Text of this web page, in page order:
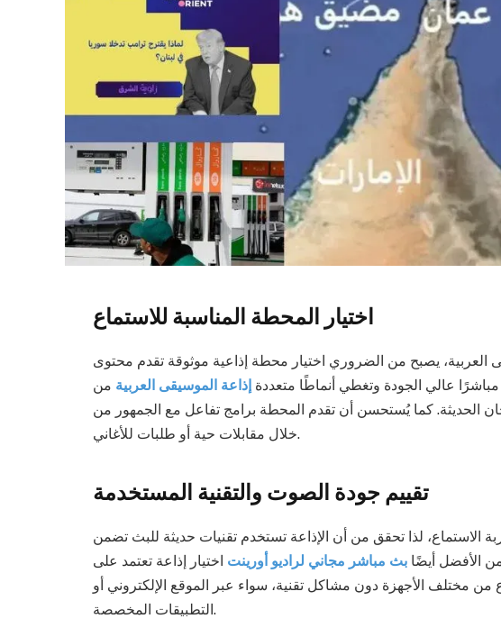
اختيار المحطة المناسبة للاستماع
العربية، يصبح من الضروري اختيار محطة إذاعية موثوقة تقدم محتوى
عالي الجودة وتغطي أنماطًا متعددة إذاعة الموسيقى العربية من
الحديثة. كما يُستحسن أن تقدم المحطة برامج تفاعل مع الجمهور من
خلال مقابلات حية أو طلبات للأغاني.
تقييم جودة الصوت والتقنية المستخدمة
الاستماع، لذا تحقق من أن الإذاعة تستخدم تقنيات حديثة للبث تضمن
الأفضل أيضًا بث مباشر مجاني لراديو أورينت اختيار إذاعة تعتمد على
مختلف الأجهزة دون مشاكل تقنية، سواء عبر الموقع الإلكتروني أو
التطبيقات المخصصة.